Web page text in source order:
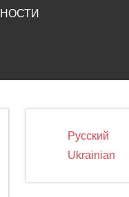
Русский
Ukrainian